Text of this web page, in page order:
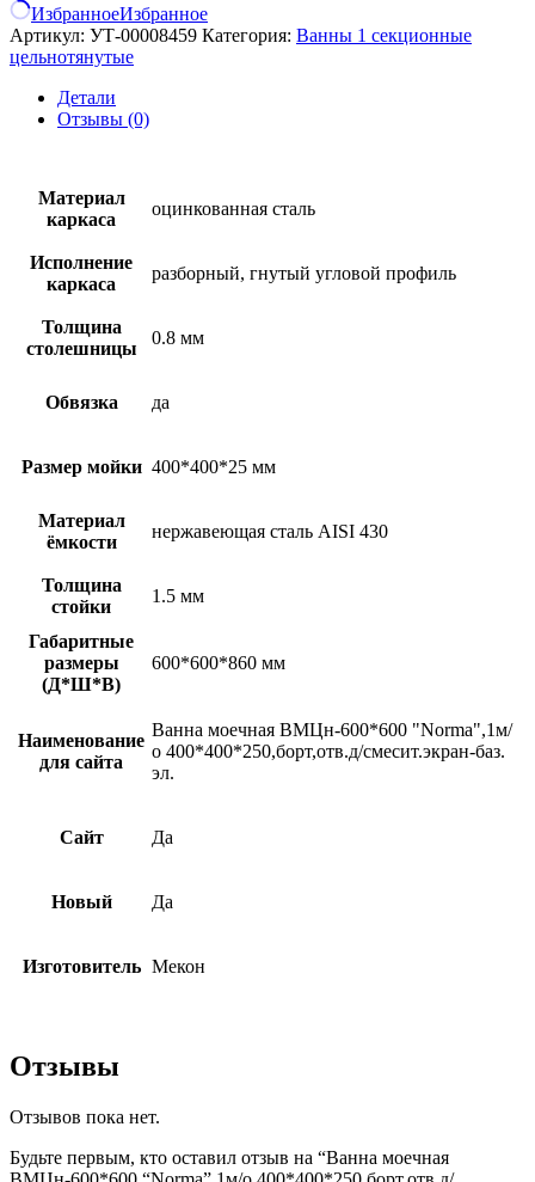
ИзбранноеИзбранное
Артикул: УТ-00008459 Категория: Ванны 1 секционные
цельнотянутые
Детали
Отзывы (0)
Материал
каркаса
оцинкованная сталь
Исполнение
каркаса
разборный, гнутый угловой профиль
Толщина
столешницы
0.8 мм
Обвязка да
Размер мойки 400*400*25 мм
Материал
ёмкости
нержавеющая сталь AISI 430
Толщина
стойки
1.5 мм
Габаритные
размеры
(Д*Ш*В)
600*600*860 мм
Наименование
для сайта
Ванна моечная ВМЦн-600*600 "Norma",1м/
о 400*400*250,борт,отв.д/смесит.экран-баз.
эл.
Сайт Да
Новый Да
Изготовитель Мекон
Отзывы
Отзывов пока нет.
Будьте первым, кто оставил отзыв на “Ванна моечная